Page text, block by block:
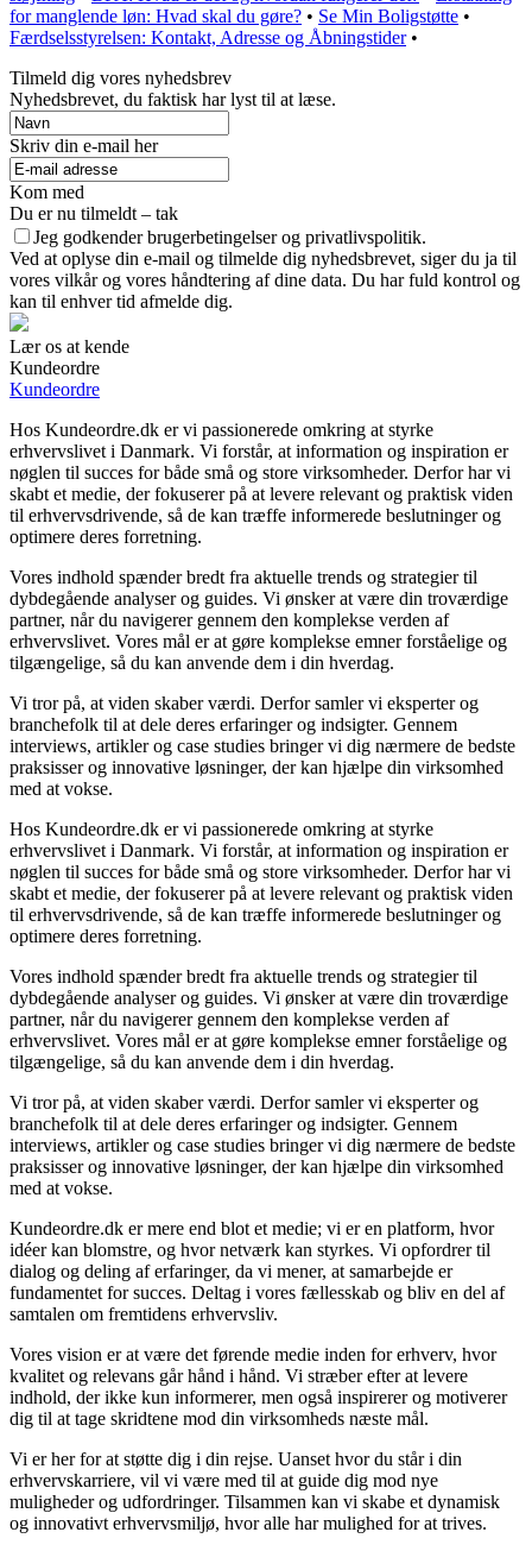
for manglende løn: Hvad skal du gøre? • Se Min Boligstøtte •
Færdselsstyrelsen: Kontakt, Adresse og Åbningstider•
Tilmeld dig vores nyhedsbrev
Nyhedsbrevet, du faktisk har lyst til at læse.
Skriv din e-mail her
Kom med
Du er nu tilmeldt – tak
Jeg godkender brugerbetingelser og privatlivspolitik.
Ved at oplyse din e-mail og tilmelde dig nyhedsbrevet, siger du ja til
vores vilkår og vores håndtering af dine data. Du har fuld kontrol og
kan til enhver tid afmelde dig.
Lær os at kende
Kundeordre
Kundeordre
Hos Kundeordre.dk er vi passionerede omkring at styrke
erhvervslivet i Danmark. Vi forstår, at information og inspiration er
nøglen til succes for både små og store virksomheder. Derfor har vi
skabt et medie, der fokuserer på at levere relevant og praktisk viden
til erhvervsdrivende, så de kan træffe informerede beslutninger og
optimere deres forretning.
Vores indhold spænder bredt fra aktuelle trends og strategier til
dybdegående analyser og guides. Vi ønsker at være din troværdige
partner, når du navigerer gennem den komplekse verden af
erhvervslivet. Vores mål er at gøre komplekse emner forståelige og
tilgængelige, så du kan anvende dem i din hverdag.
Vi tror på, at viden skaber værdi. Derfor samler vi eksperter og
branchefolk til at dele deres erfaringer og indsigter. Gennem
interviews, artikler og case studies bringer vi dig nærmere de bedste
praksisser og innovative løsninger, der kan hjælpe din virksomhed
med at vokse.
Hos Kundeordre.dk er vi passionerede omkring at styrke
erhvervslivet i Danmark. Vi forstår, at information og inspiration er
nøglen til succes for både små og store virksomheder. Derfor har vi
skabt et medie, der fokuserer på at levere relevant og praktisk viden
til erhvervsdrivende, så de kan træffe informerede beslutninger og
optimere deres forretning.
Vores indhold spænder bredt fra aktuelle trends og strategier til
dybdegående analyser og guides. Vi ønsker at være din troværdige
partner, når du navigerer gennem den komplekse verden af
erhvervslivet. Vores mål er at gøre komplekse emner forståelige og
tilgængelige, så du kan anvende dem i din hverdag.
Vi tror på, at viden skaber værdi. Derfor samler vi eksperter og
branchefolk til at dele deres erfaringer og indsigter. Gennem
interviews, artikler og case studies bringer vi dig nærmere de bedste
praksisser og innovative løsninger, der kan hjælpe din virksomhed
med at vokse.
Kundeordre.dk er mere end blot et medie; vi er en platform, hvor
idéer kan blomstre, og hvor netværk kan styrkes. Vi opfordrer til
dialog og deling af erfaringer, da vi mener, at samarbejde er
fundamentet for succes. Deltag i vores fællesskab og bliv en del af
samtalen om fremtidens erhvervsliv.
Vores vision er at være det førende medie inden for erhverv, hvor
kvalitet og relevans går hånd i hånd. Vi stræber efter at levere
indhold, der ikke kun informerer, men også inspirerer og motiverer
dig til at tage skridtene mod din virksomheds næste mål.
Vi er her for at støtte dig i din rejse. Uanset hvor du står i din
erhvervskarriere, vil vi være med til at guide dig mod nye
muligheder og udfordringer. Tilsammen kan vi skabe et dynamisk
og innovativt erhvervsmiljø, hvor alle har mulighed for at trives.